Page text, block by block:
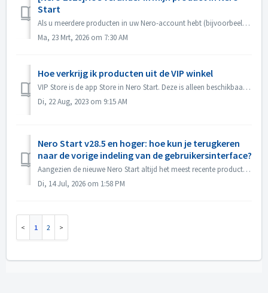
Start
Als u meerdere producten in uw Nero-account hebt (bijvoorbeeld Nero Platinum 2025, Nero Platinum 2026 of Nero Platinum Suite), is Nero Platinum Suite meesta...
Ma, 23 Mrt, 2026 om 7:30 AM
Hoe verkrijg ik producten uit de VIP winkel
VIP Store is de app Store in Nero Start. Deze is alleen beschikbaar voor gebruikers van de Nero Platinum Suite - jaarlicentie. In de VIP Store kunt u direct...
Di, 22 Aug, 2023 om 9:15 AM
Nero Start v28.5 en hoger: hoe kun je terugkeren
naar de vorige indeling van de gebruikersinterface?
Aangezien de nieuwe Nero Start altijd het meest recente product in je account bovenaan weergeeft, hoef je slechts twee stappen te volgen om terug te keren n...
Di, 14 Jul, 2026 om 1:58 PM
1 2